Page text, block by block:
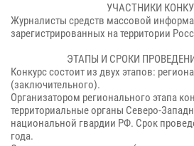
УЧАСТНИКИ
Журналисты средств массовой
зарегистрированных на территории
ЭТАПЫ И СРОКИ
Конкурс состоит из двух этапов:
(заключительного).
Организатором регионального этапа
территориальные органы Северо-
национальной гвардии РФ. Срок
года.